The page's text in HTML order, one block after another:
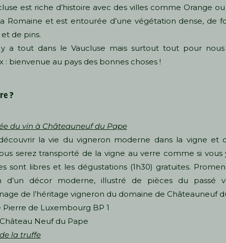
est riche d’histoire avec des villes comme Orange
Romaine et est entourée d’une végétation dense, de
de pins.
a tout dans le Vaucluse mais surtout tout pour
: bienvenue au pays des bonnes choses !
?
du vin à Châteauneuf du Pape
la vie du vigneron moderne dans la vigne et
serez transporté de la vigne au verre comme si vous
sont libres et les dégustations (1h30) gratuites.
d’un décor moderne, illustré de pièces du passé
de l’héritage vigneron du domaine de Châteauneuf
Pierre de Luxembourg BP 1
Neuf du Pape
la truffe